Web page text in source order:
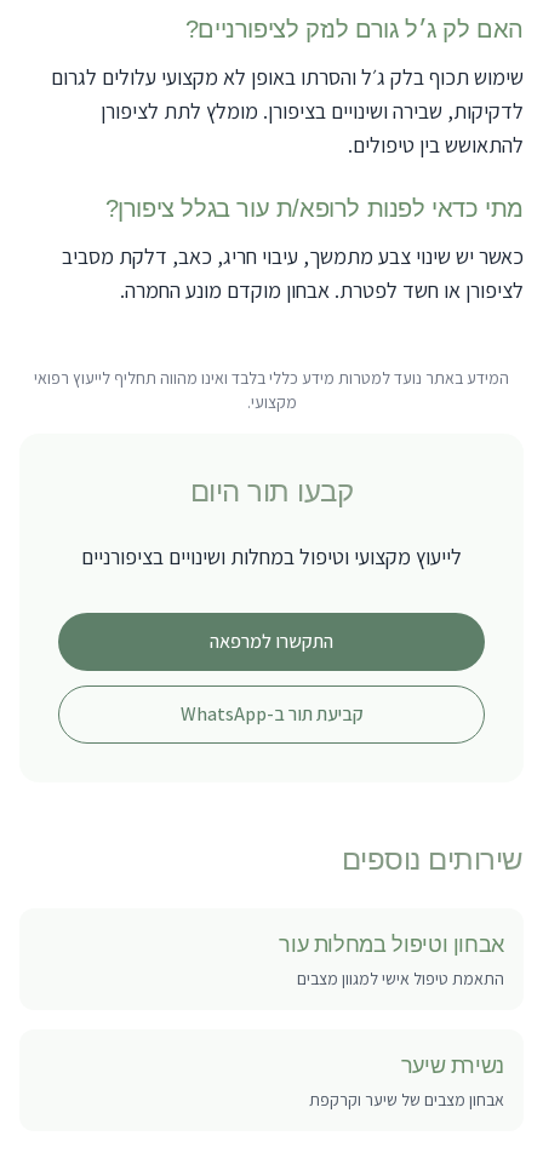
האם לק ג׳ל גורם לנזק לציפורניים?
שימוש תכוף בלק ג׳ל והסרתו באופן לא מקצועי עלולים לגרום
לדקיקות, שבירה ושינויים בציפורן. מומלץ לתת לציפורן
להתאושש בין טיפולים.
מתי כדאי לפנות לרופא/ת עור בגלל ציפורן?
כאשר יש שינוי צבע מתמשך, עיבוי חריג, כאב, דלקת מסביב
לציפורן או חשד לפטרת. אבחון מוקדם מונע החמרה.
המידע באתר נועד למטרות מידע כללי בלבד ואינו מהווה תחליף לייעוץ רפואי
מקצועי.
קבעו תור היום
לייעוץ מקצועי וטיפול במחלות ושינויים בציפורניים
התקשרו למרפאה
קביעת תור ב-WhatsApp
שירותים נוספים
אבחון וטיפול במחלות עור
התאמת טיפול אישי למגוון מצבים
נשירת שיער
אבחון מצבים של שיער וקרקפת